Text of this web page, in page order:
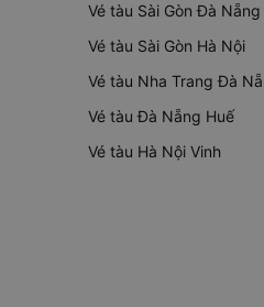
Vé tàu Sài Gòn Đà Nẵng
Vé tàu Sài Gòn Hà Nội
Vé tàu Nha Trang Đà
Vé tàu Đà Nẵng Huế
Vé tàu Hà Nội Vinh